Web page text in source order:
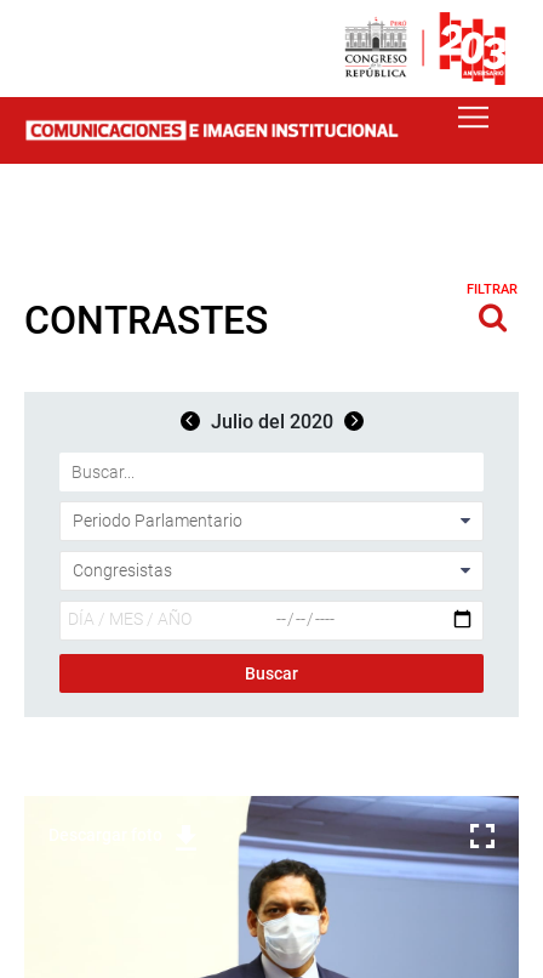
CONTRASTES
FILTRAR
Julio del 2020